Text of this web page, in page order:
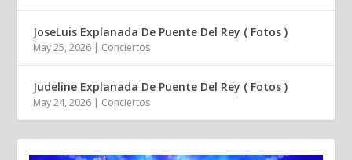
JoseLuis Explanada De Puente Del Rey ( Fotos )
May 25, 2026 | Conciertos
Judeline Explanada De Puente Del Rey ( Fotos )
May 24, 2026 | Conciertos